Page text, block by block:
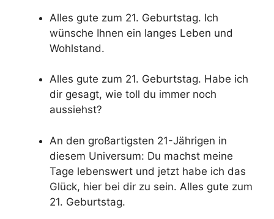
Alles gute zum 21. Geburtstag. Ich
wünsche Ihnen ein langes Leben und
Wohlstand.
Alles gute zum 21. Geburtstag. Habe ich
dir gesagt, wie toll du immer noch
aussiehst?
An den großartigsten 21-Jährigen in
diesem Universum: Du machst meine
Tage lebenswert und jetzt habe ich das
Glück, hier bei dir zu sein. Alles gute zum
21. Geburtstag.